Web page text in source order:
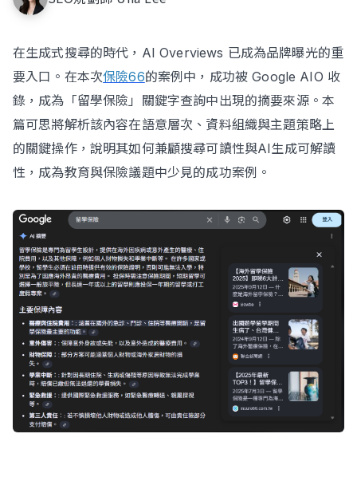
執行報告 / 策略解析
數位成長與技術專欄
立即諮詢
在生成式搜尋的時代，AI Overviews 已成為品牌曝光的重
要入口。在本次保險66的案例中，成功被 Google AIO 收
錄，成為「留學保險」關鍵字查詢中出現的摘要來源。本
篇可思將解析該內容在語意層次、資料組織與主題策略上
的關鍵操作，說明其如何兼顧搜尋可讀性與AI生成可解讀
性，成為教育與保險議題中少見的成功案例。